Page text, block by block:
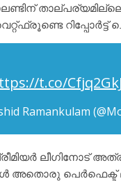
t.co/
Ramankulam
ലീഗിനോട്
അതൊരു പെർഫെക്ട്